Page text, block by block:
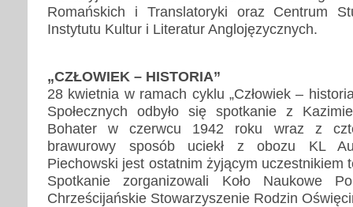
Romańskich i Translatoryki oraz Centrum
Instytutu Kultur i Literatur Anglojęzycznych.
„CZŁOWIEK – HISTORIA”
28 kwietnia w ramach cyklu „Człowiek –
Społecznych odbyło się spotkanie z
Bohater w czerwcu 1942 roku wraz z
brawurowy sposób uciekł z obozu KL
Piechowski jest ostatnim żyjącym uczestnikiem
Spotkanie zorganizowali Koło Naukowe
Chrześcijańskie Stowarzyszenie Rodzin